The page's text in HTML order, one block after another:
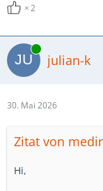
2
Online
julian-k
30. Mai 2026
Zitat von
Hi,